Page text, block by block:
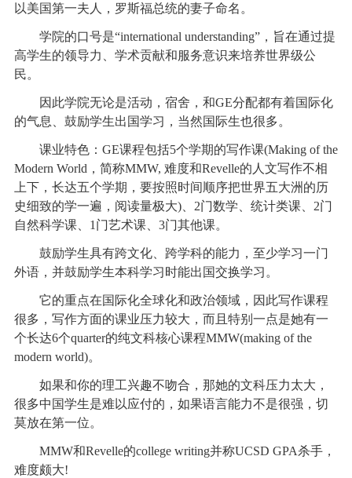
以美国第一夫人，罗斯福总统的妻子命名。
学院的口号是“international understanding”，旨在通过提
高学生的领导力、学术贡献和服务意识来培养世界级公
民。
因此学院无论是活动，宿舍，和GE分配都有着国际化
的气息、鼓励学生出国学习，当然国际生也很多。
课业特色：GE课程包括5个学期的写作课(Making of the
Modern World，简称MMW, 难度和Revelle的人文写作不相
上下，长达五个学期，要按照时间顺序把世界五大洲的历
史细致的学一遍，阅读量极大)、2门数学、统计类课、2门
自然科学课、1门艺术课、3门其他课。
鼓励学生具有跨文化、跨学科的能力，至少学习一门
外语，并鼓励学生本科学习时能出国交换学习。
它的重点在国际化全球化和政治领域，因此写作课程
很多，写作方面的课业压力较大，而且特别一点是她有一
个长达6个quarter的纯文科核心课程MMW(making of the
modern world)。
如果和你的理工兴趣不吻合，那她的文科压力太大，
很多中国学生是难以应付的，如果语言能力不是很强，切
莫放在第一位。
MMW和Revelle的college writing并称UCSD GPA杀手，
难度颇大!